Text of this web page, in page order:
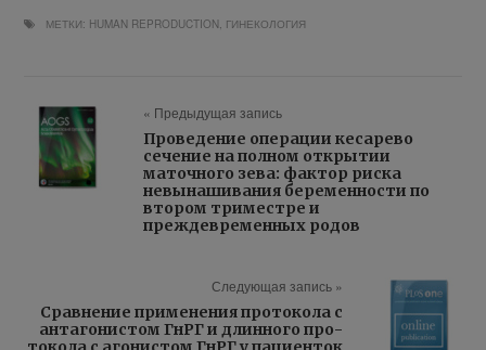
МЕТКИ: HUMAN REPRODUCTION, ГИНЕКОЛОГИЯ
« Предыдущая запись
Проведение операции кесарево
сечение на полном открытии
маточного зева: фактор риска
невынашивания беременности по
втором триместре и
преждевременных родов
Следующая запись »
Срав­не­ние при­ме­не­ния про­то­ко­ла с
ан­та­го­ни­стом ГнРГ и длин­но­го про­